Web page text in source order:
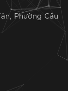
Phường Cầu